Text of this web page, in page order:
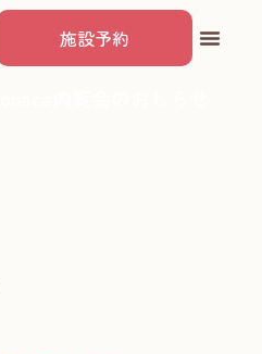
施設予約